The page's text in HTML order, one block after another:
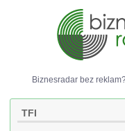
Biznesradar bez
TFI